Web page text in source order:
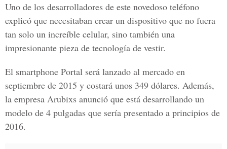
Uno de los desarrolladores de este novedoso teléfono
explicó que necesitaban crear un dispositivo que no fuera
tan solo un increíble celular, sino también una
impresionante pieza de tecnología de vestir.
El smartphone Portal será lanzado al mercado en
septiembre de 2015 y costará unos 349 dólares. Además,
la empresa Arubixs anunció que está desarrollando un
modelo de 4 pulgadas que sería presentado a principios de
2016.